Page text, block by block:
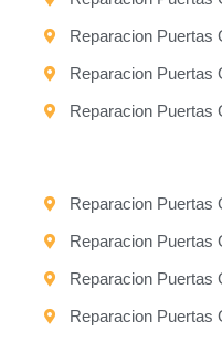
Reparacion Puertas
Reparacion Puertas
Reparacion Puertas
Reparacion Puertas
Reparacion Puertas
Reparacion Puertas
Reparacion Puertas